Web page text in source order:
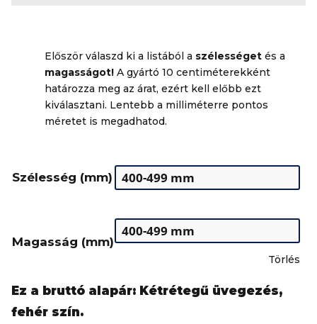
Először válaszd ki a listából a szélességet és a
magasságot! A gyártó 10 centiméterekként
határozza meg az árat, ezért kell előbb ezt
kiválasztani. Lentebb a milliméterre pontos
méretet is megadhatod.
Szélesség (mm)
Magasság (mm)
Törlés
Ez a bruttó alapár: Kétrétegű üvegezés,
fehér szín.